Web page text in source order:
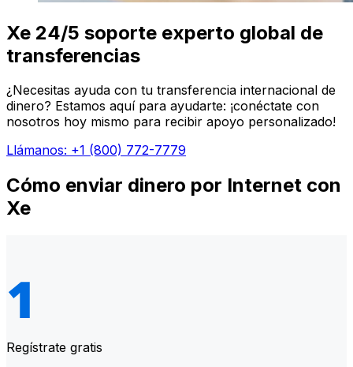
Xe 24/5 soporte experto global de
transferencias
¿Necesitas ayuda con tu transferencia internacional de
dinero? Estamos aquí para ayudarte: ¡conéctate con
nosotros hoy mismo para recibir apoyo personalizado!
Llámanos: +1 (800) 772-7779
Cómo enviar dinero por Internet con
Xe
Regístrate gratis